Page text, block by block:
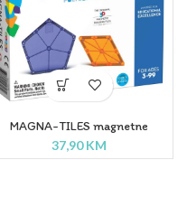
MAGNA-TILES magnetne
pločice – POLYGON set od 8
komada
37,90KM